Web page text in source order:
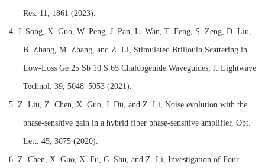
Res. 11, 1861 (2023).
4. J. Song, X. Guo, W. Peng, J. Pan, L. Wan, T. Feng, S. Zeng, D. Liu,
B. Zhang, M. Zhang, and Z. Li, Stimulated Brillouin Scattering in
Low-Loss Ge 25 Sb 10 S 65 Chalcogenide Waveguides, J. Lightwave
Technol. 39, 5048–5053 (2021).
5. Z. Liu, Z. Chen, X. Guo, J. Du, and Z. Li, Noise evolution with the
phase-sensitive gain in a hybrid fiber phase-sensitive amplifier, Opt.
Lett. 45, 3075 (2020).
6. Z. Chen, X. Guo, X. Fu, C. Shu, and Z. Li, Investigation of Four-